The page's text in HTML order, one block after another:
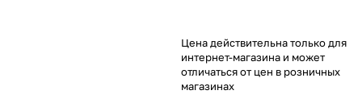
Цена действительна только для
интернет-магазина и может
отличаться от цен в розничных
магазинах